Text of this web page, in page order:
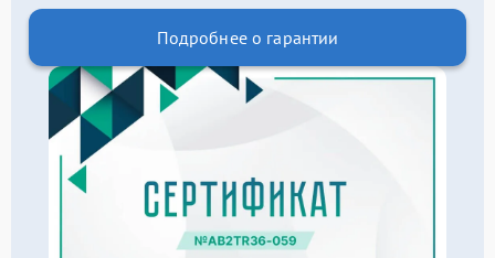
Подробнее о гарантии